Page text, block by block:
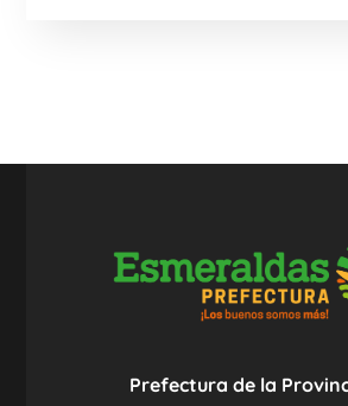
Prefectura de la